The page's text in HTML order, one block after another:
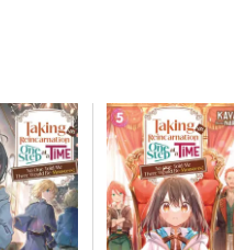
but when she returns to
to face!